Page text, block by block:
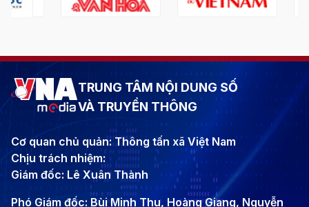
TRUNG TÂM NỘI DUNG SỐ
VÀ TRUYỀN THÔNG
Cơ quan chủ quản: Thông tấn xã Việt Nam
Chịu trách nhiệm:
Giám đốc: Lê Xuân Thành
Phó Giám đốc: Bùi Minh Thu, Hoàng Giang, Nguyễn